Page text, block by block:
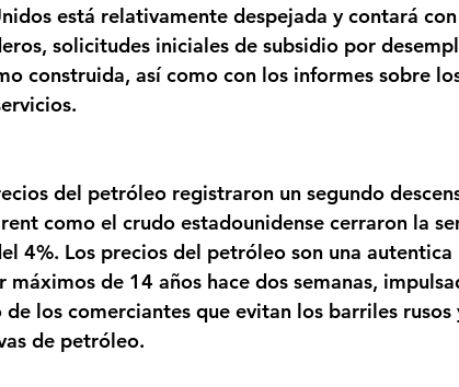
está relativamente despejada y contará
solicitudes iniciales de subsidio por
construida, así como con los informes sobre
del petróleo registraron un segundo
como el crudo estadounidense cerraron la
4%. Los precios del petróleo son una autentica
de 14 años hace dos semanas,
los comerciantes que evitan los barriles rusos
de petróleo.